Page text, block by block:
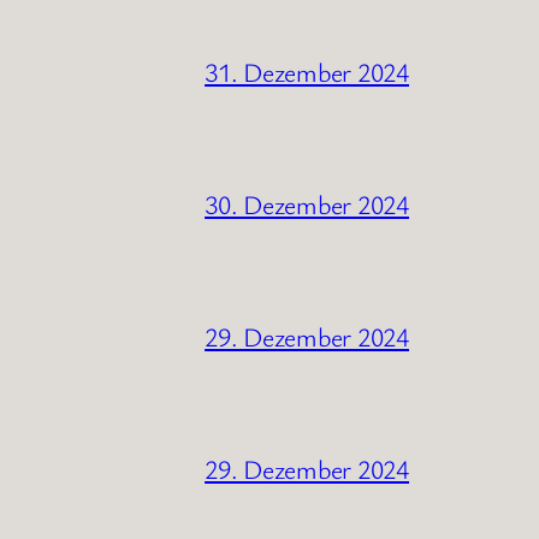
31. Dezember 2024
30. Dezember 2024
29. Dezember 2024
29. Dezember 2024